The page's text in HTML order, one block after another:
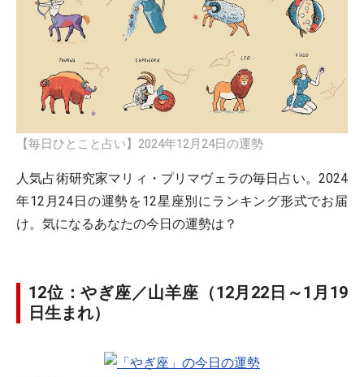
【毎日ひとこと占い】2024年12月24日の運勢
人気占術研究家マリィ・プリマヴェラの毎日占い。2024
年12月24日の運勢を12星座別にランキング形式でお届
け。気になるあなたの今日の運勢は？
12位：やぎ座／山羊座（12月22日～1月19
日生まれ）